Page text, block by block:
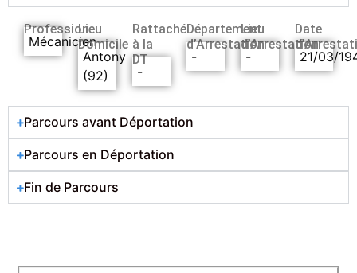
Profession
Mécanicien
Lieu
Domicile
Antony
(92)
Rattaché
à la
DT
-
Département
d’Arrestation
-
Lieu
d’Arrestation
-
Date
21/03/
Parcours avant Déportation
Parcours en Déportation
Fin de Parcours